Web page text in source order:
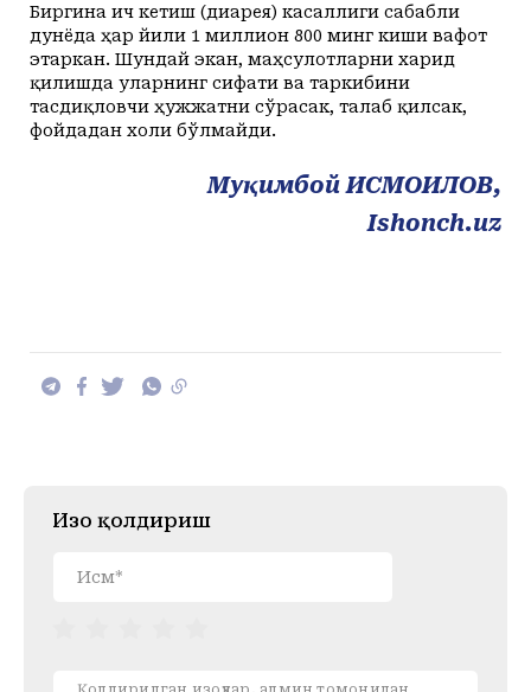
Биргина ич кетиш (диарея) касаллиги сабабли
дунёда ҳар йили 1 миллион 800 минг киши вафот
этаркан. Шундай экан, маҳсулотларни харид
қилишда уларнинг сифати ва таркибини
тасдиқловчи ҳужжатни сўрасак, талаб қилсак,
фойдадан холи бўлмайди.
Муқимбой ИСМОИЛОВ,
Ishonch.uz
Изоҳ қолдириш